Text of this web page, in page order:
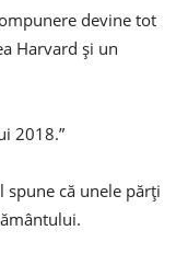
devine tot
Harvard și un
2018.”
spune că unele părți